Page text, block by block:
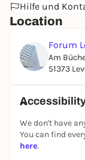
Leverkusen
und
Bergischen
Spielzeit mit
seitdem in
(uraufgeführt
US-
Leonard
Hilfe und
Location
Forum
Am
51373
We don't have
You can find
here.